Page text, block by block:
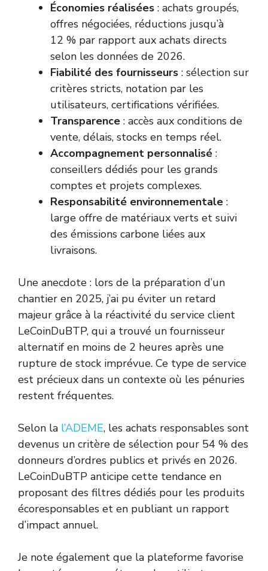
Économies réalisées : achats groupés,
offres négociées, réductions jusqu’à
12 % par rapport aux achats directs
selon les données de 2026.
Fiabilité des fournisseurs : sélection sur
critères stricts, notation par les
utilisateurs, certifications vérifiées.
Transparence : accès aux conditions de
vente, délais, stocks en temps réel.
Accompagnement personnalisé :
conseillers dédiés pour les grands
comptes et projets complexes.
Responsabilité environnementale :
large offre de matériaux verts et suivi
des émissions carbone liées aux
livraisons.
Une anecdote : lors de la préparation d’un
chantier en 2025, j’ai pu éviter un retard
majeur grâce à la réactivité du service client
LeCoinDuBTP, qui a trouvé un fournisseur
alternatif en moins de 2 heures après une
rupture de stock imprévue. Ce type de service
est précieux dans un contexte où les pénuries
restent fréquentes.
Selon la l’ADEME, les achats responsables sont
devenus un critère de sélection pour 54 % des
donneurs d’ordres publics et privés en 2026.
LeCoinDuBTP anticipe cette tendance en
proposant des filtres dédiés pour les produits
écoresponsables et en publiant un rapport
d’impact annuel.
Je note également que la plateforme favorise